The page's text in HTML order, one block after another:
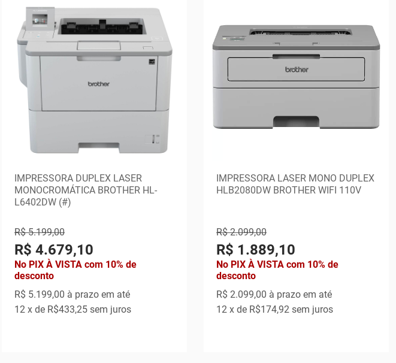
IMPRESSORA DUPLEX LASER
MONOCROMÁTICA BROTHER HL-
L6402DW (#)
R$ 5.199,00
R$ 4.679,10
No PIX À VISTA com 10% de
desconto
R$ 5.199,00 à prazo em até
12 x de R$433,25 sem juros
IMPRESSORA LASER MONO DUPLEX
HLB2080DW BROTHER WIFI 110V
R$ 2.099,00
R$ 1.889,10
No PIX À VISTA com 10% de
desconto
R$ 2.099,00 à prazo em até
12x de R$174,92sem juros